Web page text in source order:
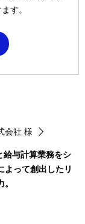
す。
会社 様
与計算業務をシ
よって創出したリ